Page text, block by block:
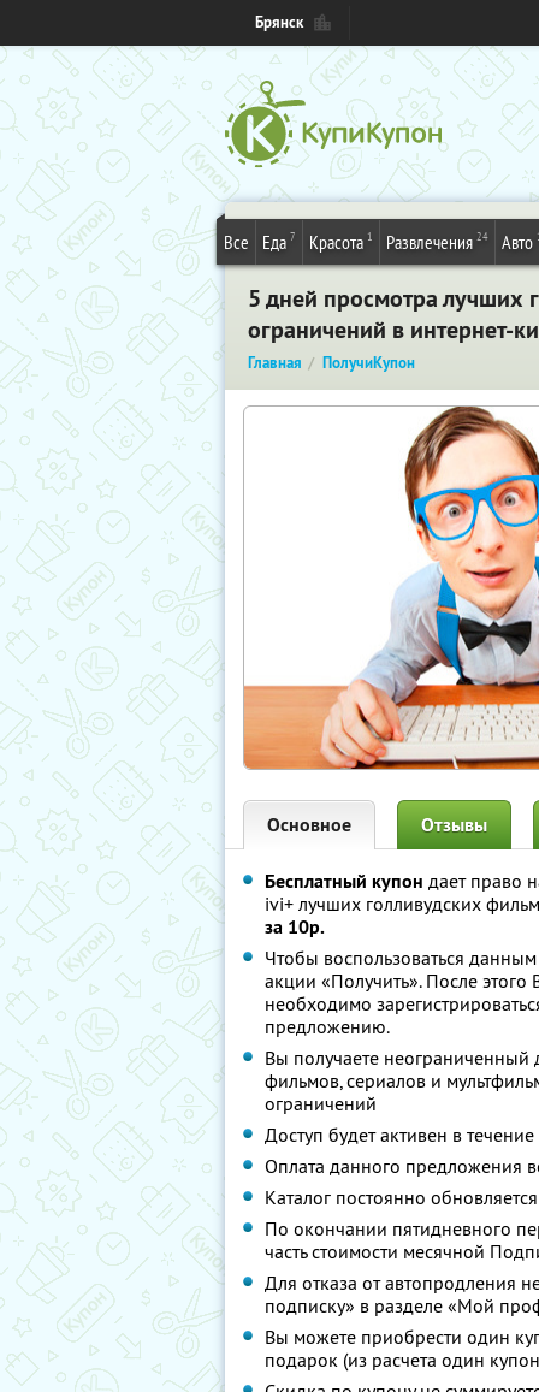
Брянск
Все Еда 7 Красота 1 Развлечения 24 Авто
5 дней просмотра лучших
ограничений в интернет-
Главная ПолучиКупон
Основное Отзывы
Бесплатный купон дает право
ivi+ лучших голливудских
за 10р.
Чтобы воспользоваться
акции «Получить». После этого
необходимо
предложению.
Вы получаете неограниченный
фильмов, сериалов и
ограничений
Доступ будет активен в
Оплата данного предложения
Каталог постоянно обновляется
По окончании пятидневного
часть стоимости месячной
Для отказа от автопродления
подписку» в разделе «Мой
Вы можете приобрести один
подарок (из расчета один